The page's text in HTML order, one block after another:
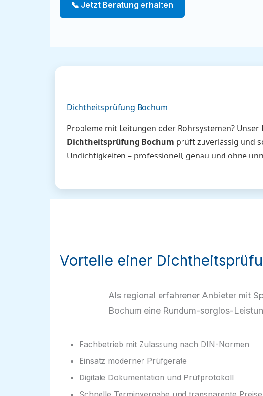
📞 Jetzt Beratung erhalten
Dichtheitsprüfung Bochum
Probleme mit Leitungen oder Rohrsystemen? Unser
Dichtheitsprüfung Bochum prüft zuverlässig und
Undichtigkeiten – professionell, genau und ohne
Vorteile einer
Als regional erfahrener Anbieter mit
Bochum eine Rundum-sorglos-
Fachbetrieb mit Zulassung nach DIN-Normen
Einsatz moderner Prüfgeräte
Digitale Dokumentation und Prüfprotokoll